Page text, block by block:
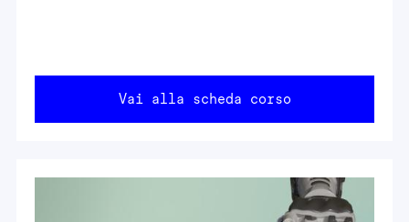
Vai alla scheda corso